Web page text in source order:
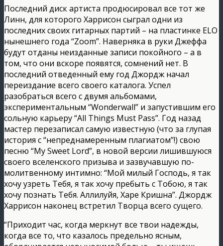
Последний диск артиста продюсировал все тот же
Линн, для которого Харрисон сыграл одни из
последних своих гитарных партий – на пластинке ELO
нынешнего года “Zoom”. Наверняка в руки Джеффа
будут отданы неизданные записи покойного – а в
том, что они вскоре появятся, сомнений нет. В
последний отведенный ему год Джордж начал
переиздание всего своего каталога. Успел
разобраться всего с двумя альбомами,
экспериментальным “Wonderwall” и запустившим его
сольную карьеру “All Things Must Pass”. Год назад
мастер перезаписал самую известную (что за глупая
история с “непреднамеренным плагиатом”!) свою
песню “My Sweet Lord”, в новой версии лишившуюся
своего вселенского призыва и зазвучавшую по-
молитвенному интимно: “Мой милый Господь, я так
хочу узреть Тебя, я так хочу пребыть с Тобою, я так
хочу познать Тебя. Аллилуйя, Харе Кришна”. Джордж
Харрисон наконец встретил Творца всего сущего.
“Приходит час, когда меркнут все твои надежды,
когда все то, что казалось предельно ясным,